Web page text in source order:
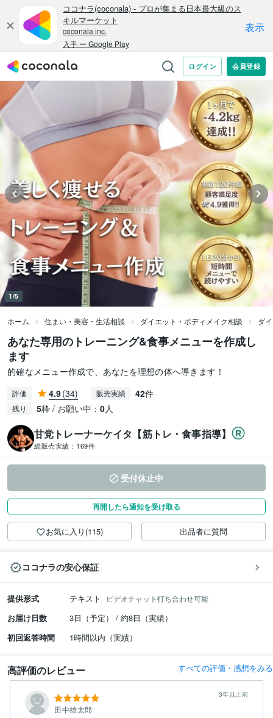
1/5
ホーム 住まい・美容・生活相談 ダイエット・ボディメイク相談 ダ
あなた専用のトレーニング&食事メニューを作成し
ます
的確なメニュー作成で、あなたを理想の体へ導きます！
評価 4.9(34) 販売実績 42件
残り 5枠 / お願い中： 0人
甘党トレーナーケイタ【筋トレ・食事指導】
総販売実績： 169件
受付休止中
再開したら通知を受け取る
お気に入り(115) 出品者に質問
ココナラの安心保証
提供形式 テキスト ビデオチャット打ち合わせ可能
お届け日数
3日（予定） / 約8日（実績）
初回返答時間
1時間以内（実績）
高評価のレビュー すべての評価・感想をみる
田中雄太郎
3年以上前